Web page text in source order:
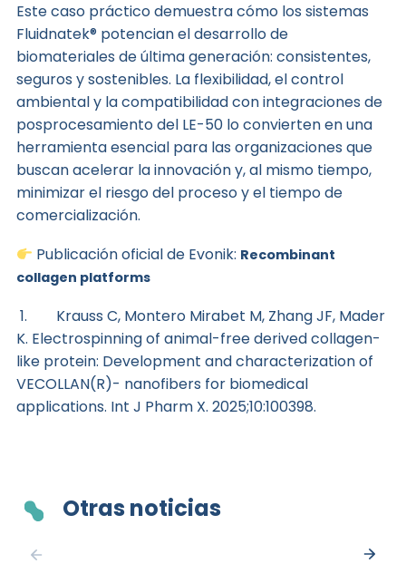
Este caso práctico demuestra cómo los sistemas
Fluidnatek® potencian el desarrollo de
biomateriales de última generación: consistentes,
seguros y sostenibles. La flexibilidad, el control
ambiental y la compatibilidad con integraciones de
posprocesamiento del LE-50 lo convierten en una
herramienta esencial para las organizaciones que
buscan acelerar la innovación y, al mismo tiempo,
minimizar el riesgo del proceso y el tiempo de
comercialización.
Publicación oficial de Evonik: Recombinant
collagen platforms
1. Krauss C, Montero Mirabet M, Zhang JF, Mader
K. Electrospinning of animal-free derived collagen-
like protein: Development and characterization of
VECOLLAN(R)- nanofibers for biomedical
applications. Int J Pharm X. 2025;10:100398.
Otras noticias